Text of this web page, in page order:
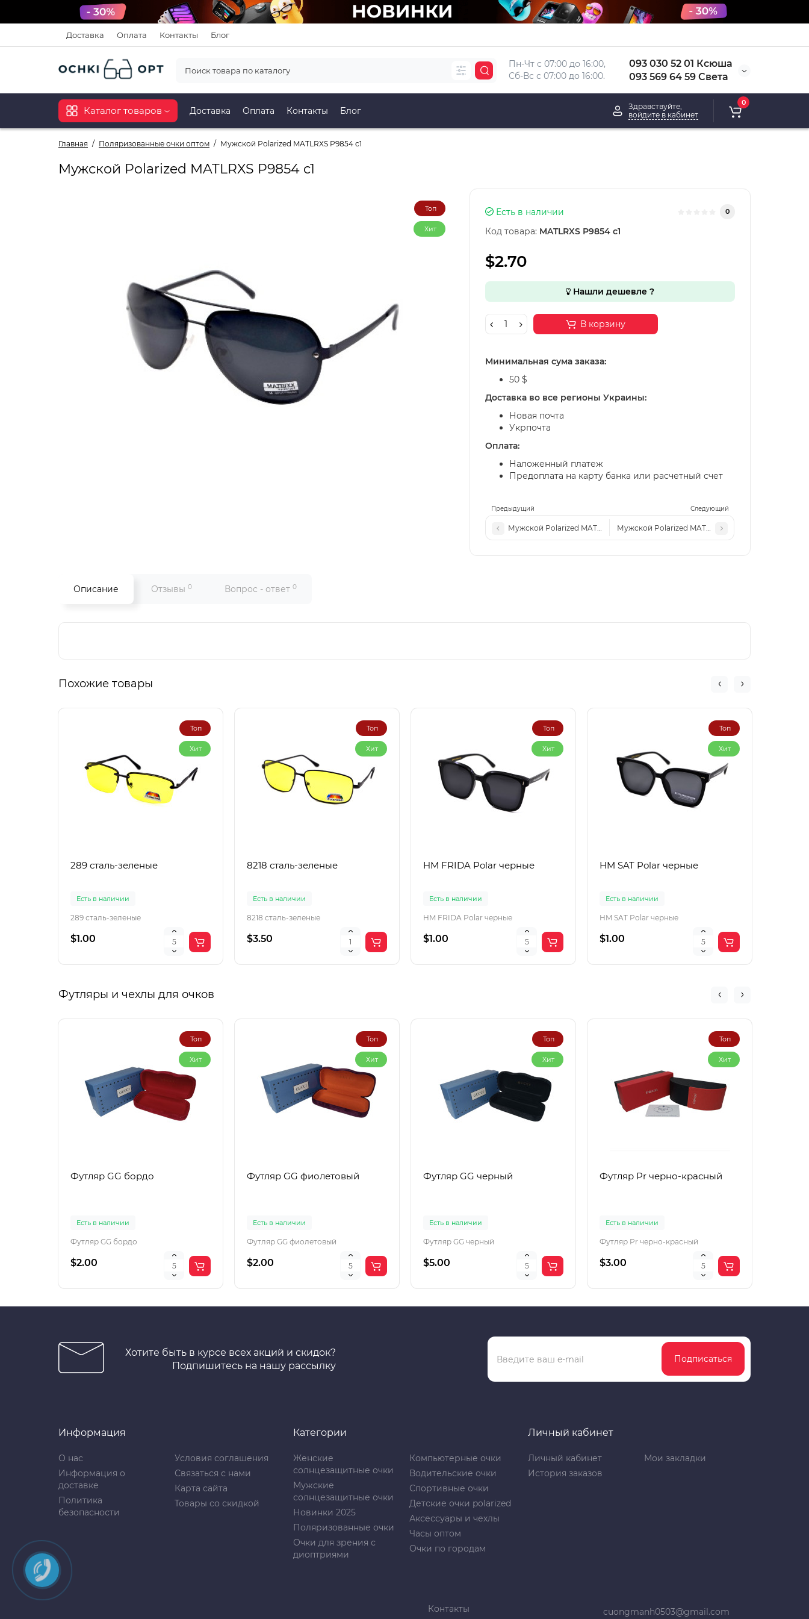
Доставка Оплата Контакты Блог
Пн-Чт с 07:00 до 16:00,
Сб-Вс с 07:00 до 16:00.
093 030 52 01 Ксюша
093 569 64 59 Света
Каталог товаров Доставка Оплата Контакты Блог
Здравствуйте,
войдите в кабинет
0
Главная Поляризованные очки оптом Мужской Polarized MATLRXS P9854 c1
Мужской Polarized MATLRXS P9854 c1
Топ
Хит
Предыдущий Следующий
Мужской Polarized MATLRXS P9854 c2Мужской Polarized MATLRXS P9857 c4
Есть в наличии 0
Код товара: MATLRXS P9854 c1
$2.70
Нашли дешевле ?
В корзину
Минимальная сума заказа:
50 $
Доставка во все регионы Украины:
Новая почта
Укрпочта
Оплата:
Наложенный платеж
Предоплата на карту банка или расчетный счет
Описание Отзывы 0 Вопрос - ответ 0
Похожие товары
Топ
Хит
289 сталь-зеленые
Есть в наличии
289 сталь-зеленые
$1.00
Топ
Хит
8218 сталь-зеленые
Есть в наличии
8218 сталь-зеленые
$3.50
Топ
Хит
HM FRIDA Polar черные
Есть в наличии
HM FRIDA Polar черные
$1.00
Топ
Хит
HM SAT Polar черные
Есть в наличии
HM SAT Polar черные
$1.00
Футляры и чехлы для очков
Топ
Хит
Футляр GG бордо
Есть в наличии
Футляр GG бордо
$2.00
Топ
Хит
Футляр GG фиолетовый
Есть в наличии
Футляр GG фиолетовый
$2.00
Топ
Хит
Футляр GG черный
Есть в наличии
Футляр GG черный
$5.00
Топ
Хит
Футляр Pr черно-красный
Есть в наличии
Футляр Pr черно-красный
$3.00
Хотите быть в курсе всех акций и скидок?
Подпишитесь на нашу рассылку
Подписаться
Информация
О нас
Информация о
доставке
Политика
безопасности
Условия соглашения
Связаться с нами
Карта сайта
Товары со скидкой
Категории
Женские
солнцезащитные очки
Мужские
солнцезащитные очки
Новинки 2025
Поляризованные очки
Очки для зрения с
диоптриями
Компьютерные очки
Водительские очки
Спортивные очки
Детские очки polarized
Аксессуары и чехлы
Часы оптом
Очки по городам
Личный кабинет
Личный кабинет
История заказов
Мои закладки
Контакты cuongmanh0503@gmail.com